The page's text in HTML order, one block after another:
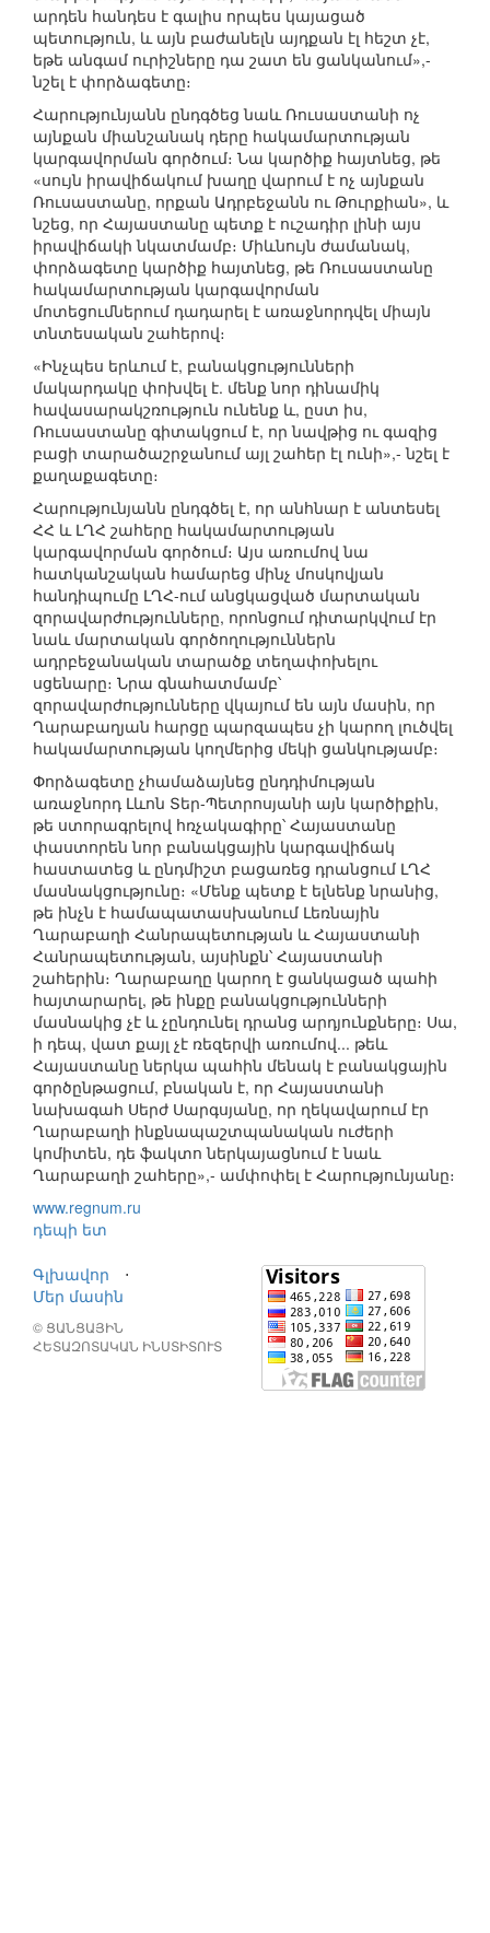
արդեն հանդես է գալիս որպես կայացած
պետություն, և այն բաժանելն այդքան էլ հեշտ չէ,
եթե անգամ ուրիշները դա շատ են ցանկանում»,-
նշել է փորձագետը։
Հարությունյանն ընդգծեց նաև Ռուսաստանի ոչ
այնքան միանշանակ դերը հակամարտության
կարգավորման գործում։ Նա կարծիք հայտնեց, թե
«սույն իրավիճակում խաղը վարում է ոչ այնքան
Ռուսաստանը, որքան Ադրբեջանն ու Թուրքիան», և
նշեց, որ Հայաստանը պետք է ուշադիր լինի այս
իրավիճակի նկատմամբ։ Միևնույն ժամանակ,
փորձագետը կարծիք հայտնեց, թե Ռուսաստանը
հակամարտության կարգավորման
մոտեցումներում դադարել է առաջնորդվել միայն
տնտեսական շահերով։
«Ինչպես երևում է, բանակցությունների
մակարդակը փոխվել է. մենք նոր դինամիկ
հավասարակշռություն ունենք և, ըստ իս,
Ռուսաստանը գիտակցում է, որ նավթից ու գազից
բացի տարածաշրջանում այլ շահեր էլ ունի»,- նշել է
քաղաքագետը։
Հարությունյանն ընդգծել է, որ անհնար է անտեսել
ՀՀ և ԼՂՀ շահերը հակամարտության
կարգավորման գործում։ Այս առումով նա
հատկանշական համարեց մինչ մոսկովյան
հանդիպումը ԼՂՀ-ում անցկացված մարտական
զորավարժությունները, որոնցում դիտարկվում էր
նաև մարտական գործողություններն
ադրբեջանական տարածք տեղափոխելու
սցենարը։ Նրա գնահատմամբ՝
զորավարժությունները վկայում են այն մասին, որ
Ղարաբաղյան հարցը պարզապես չի կարող լուծվել
հակամարտության կողմերից մեկի ցանկությամբ։
Փորձագետը չհամաձայնեց ընդդիմության
առաջնորդ Լևոն Տեր-Պետրոսյանի այն կարծիքին,
թե ստորագրելով հռչակագիրը՝ Հայաստանը
փաստորեն նոր բանակցային կարգավիճակ
հաստատեց և ընդմիշտ բացառեց դրանցում ԼՂՀ
մասնակցությունը։ «Մենք պետք է ելնենք նրանից,
թե ինչն է համապատասխանում Լեռնային
Ղարաբաղի Հանրապետության և Հայաստանի
Հանրապետության, այսինքն՝ Հայաստանի
շահերին։ Ղարաբաղը կարող է ցանկացած պահի
հայտարարել, թե ինքը բանակցությունների
մասնակից չէ և չընդունել դրանց արդյունքները։ Սա,
ի դեպ, վատ քայլ չէ ռեզերվի առումով... թեև
Հայաստանը ներկա պահին մենակ է բանակցային
գործընթացում, բնական է, որ Հայաստանի
նախագահ Սերժ Սարգսյանը, որ ղեկավարում էր
Ղարաբաղի ինքնապաշտպանական ուժերի
կոմիտեն, դե ֆակտո ներկայացնում է նաև
Ղարաբաղի շահերը»,- ամփոփել է Հարությունյանը։
www.regnum.ru
դեպի ետ
Գլխավոր
⋅
Մեր մասին
© ՑԱՆՑԱՅԻՆ
ՀԵՏԱԶՈՏԱԿԱՆ ԻՆՍՏԻՏՈՒՏ